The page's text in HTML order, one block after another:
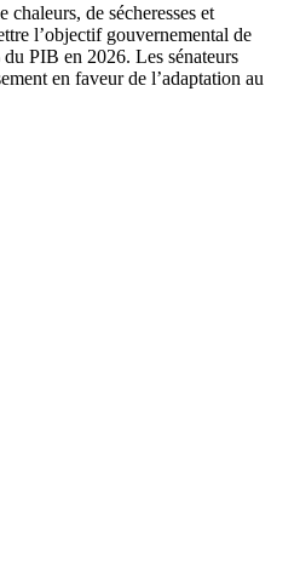
de sécheresses et
l’objectif gouvernemental de
PIB en 2026. Les sénateurs
en faveur de l’adaptation au